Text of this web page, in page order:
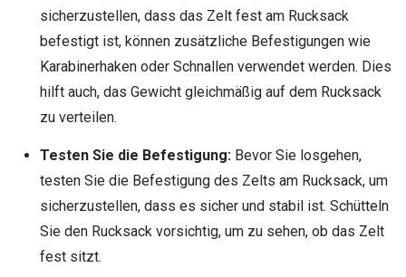
sicherzustellen, dass das Zelt fest am Rucksack
befestigt ist, können zusätzliche Befestigungen wie
Karabinerhaken oder Schnallen verwendet werden. Dies
hilft auch, das Gewicht gleichmäßig auf dem Rucksack
zu verteilen.
Testen Sie die Befestigung:Bevor Sie losgehen,
testen Sie die Befestigung des Zelts am Rucksack, um
sicherzustellen, dass es sicher und stabil ist. Schütteln
Sie den Rucksack vorsichtig, um zu sehen, ob das Zelt
fest sitzt.